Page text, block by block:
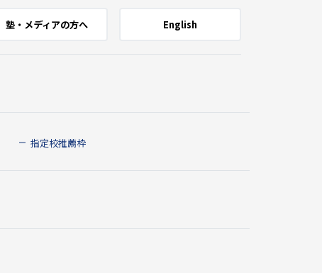
塾・メディアの方へ English
指定校推薦枠